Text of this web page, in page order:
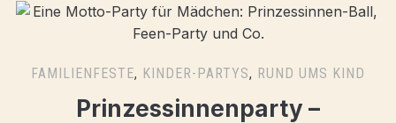
FAMILIENFESTE, KINDER-PARTYS, RUND UMS KIND
Prinzessinnenparty –